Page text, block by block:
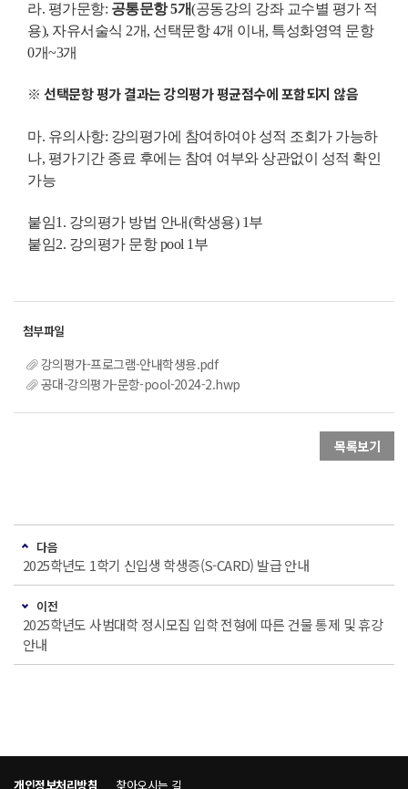
라. 평가문항: 공통문항 5개(공동강의 강좌 교수별 평가 적
용), 자유서술식 2개, 선택문항 4개 이내, 특성화영역 문항
0개~3개
※ 선택문항 평가 결과는 강의평가 평균점수에 포함되지 않음
마. 유의사항: 강의평가에 참여하여야 성적 조회가 가능하
나, 평가기간 종료 후에는 참여 여부와 상관없이 성적 확인
가능
붙임1. 강의평가 방법 안내(학생용) 1부
붙임2. 강의평가 문항 pool 1부
강의평가-프로그램-안내학생용.pdf
공대-강의평가-문항-pool-2024-2.hwp
목록보기
다음
2025학년도 1학기 신입생 학생증(S-CARD) 발급 안내
이전
2025학년도 사범대학 정시모집 입학 전형에 따른 건물 통제 및 휴강
안내
개인정보처리방침 찾아오시는 길